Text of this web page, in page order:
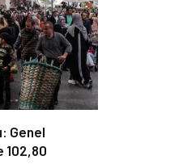
Genel
102,80